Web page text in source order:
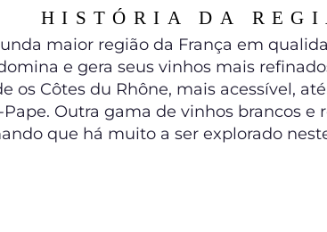
HISTÓRIA DA
maior região da França em
e gera seus vinhos mais
os Côtes du Rhône, mais acessível,
Outra gama de vinhos brancos e
que há muito a ser explorado